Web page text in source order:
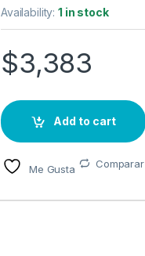
Availability:1 in stock
$3,383
Add to cart
Me Gusta Comparar